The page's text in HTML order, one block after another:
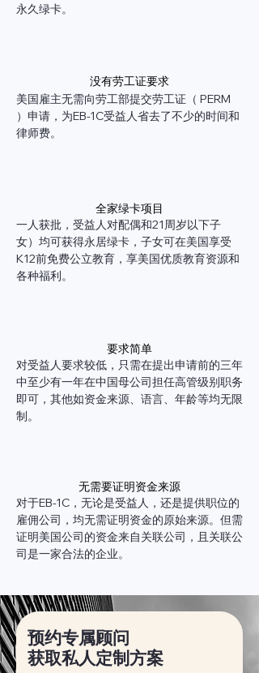
永久绿卡。
没有劳工证要求
美国雇主无需向劳工部提交劳工证（ PERM
）申请，为EB-1C受益人省去了不少的时间和
律师费。
全家绿卡项目
一人获批，受益人对配偶和21周岁以下子
女）均可获得永居绿卡，子女可在美国享受
K12前免费公立教育，享美国优质教育资源和
各种福利。
要求简单
对受益人要求较低，只需在提出申请前的三年
中至少有一年在中国母公司担任高管级别职务
即可，其他如资金来源、语言、年龄等均无限
制。
无需要证明资金来源
对于EB-1C，无论是受益人，还是提供职位的
雇佣公司，均无需证明资金的原始来源。但需
证明美国公司的资金来自关联公司，且关联公
司是一家合法的企业。
预约专属顾问
获取私人定制方案